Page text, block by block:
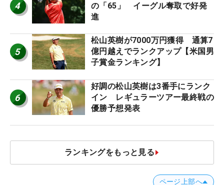
4
の「65」 イーグル奪取で好発
進
5
松山英樹が7000万円獲得 通算7
億円越えでランクアップ【米国男
子賞金ランキング】
6
好調の松山英樹は3番手にランク
イン レギュラーツアー最終戦の
優勝予想発表
ランキングをもっと見る
ページ上部へ